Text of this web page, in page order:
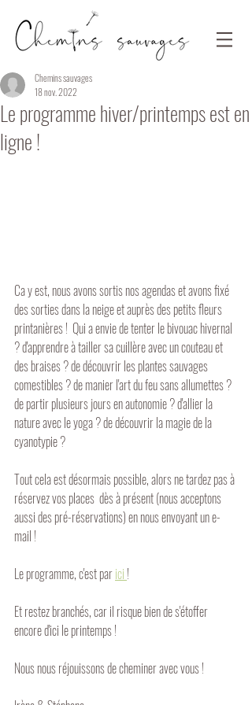
Le programme hiver/printemps est en
ligne !
Chemins sauvages
18 nov. 2022
Ca y est, nous avons sortis nos agendas et avons fixé
des sorties dans la neige et auprès des petits fleurs
printanières !  Qui a envie de tenter le bivouac hivernal
? d'apprendre à tailler sa cuillère avec un couteau et
des braises ? de découvrir les plantes sauvages
comestibles ? de manier l'art du feu sans allumettes ?
de partir plusieurs jours en autonomie ? d'allier la
nature avec le yoga ? de découvrir la magie de la
cyanotypie ?
Tout cela est désormais possible, alors ne tardez pas à
réservez vos places  dès à présent (nous acceptons
aussi des pré-réservations) en nous envoyant un e-
mail !
Le programme, c'est par ici !
Et restez branchés, car il risque bien de s'étoffer
encore d'ici le printemps !
Nous nous réjouissons de cheminer avec vous !